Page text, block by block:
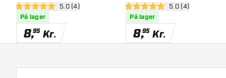
åbn anmeldelsespanel
5 bedømmelsesstjerner
5.0 (4)
På lager
8,95 Kr.
åbn
5 bedømmelsesstjerner
5.0 (4)
På lager
8,95 Kr.